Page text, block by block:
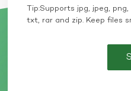
Tip:Supports jpg, jpeg,
txt, rar and zip. Keep files